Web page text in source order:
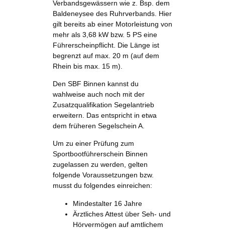
Verbandsgewässern wie z. Bsp. dem
Baldeneysee des Ruhrverbands. Hier
gilt bereits ab einer Motorleistung von
mehr als 3,68 kW bzw. 5 PS eine
Führerscheinpflicht. Die Länge ist
begrenzt auf max. 20 m (auf dem
Rhein bis max. 15 m).
Den SBF Binnen kannst du
wahlweise auch noch mit der
Zusatzqualifikation Segelantrieb
erweitern. Das entspricht in etwa
dem früheren Segelschein A.
Um zu einer Prüfung zum
Sportbootführerschein Binnen
zugelassen zu werden, gelten
folgende Voraussetzungen bzw.
musst du folgendes einreichen:
Mindestalter 16 Jahre
Ärztliches Attest über Seh- und
Hörvermögen auf amtlichem